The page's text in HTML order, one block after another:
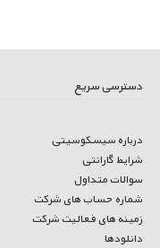
دسترسی سریع
درباره سیسکوسیتی
شرایط گارانتی
سوالات متداول
شماره حساب های شرکت
زمینه های فعالیت شرکت
دانلودها